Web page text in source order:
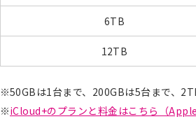
6TB
12TB
※50GBは1台まで、200GBは5台まで、
※iCloud+のプランと料金はこちら（Apple